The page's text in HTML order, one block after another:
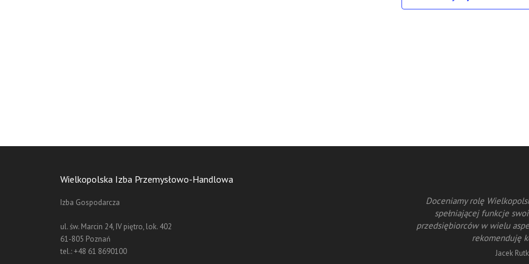
Wielkopolska Izba Przemysłowo-Handlowa
Izba Gospodarcza
ul. św. Marcin 24, IV piętro, lok. 402
61-805 Poznań
tel.: +48 61 8690100
Doceniamy rolę
spełniającej funkcje
przedsiębiorców w wielu
rekomenduję
Jacek
Przez wiele lat pracowałem w Niemczech i mogłem obserwować rolę i znaczenie izb
demokratycznie wybraną reprezentację. Postawmy na Wielkopolską Izbę Przemysłowo-